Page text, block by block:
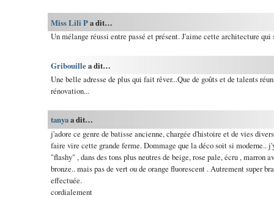
Miss Lili Pa dit…
Un mélange réussi entre passé et présent. J'aime cette architecture qui
Gribouillea dit…
Une belle adresse de plus qui fait rêver...Que de goûts et de talents
rénovation...
tanyaa dit…
j'adore ce genre de batisse ancienne, chargée d'histoire et de vies
faire vire cette grande ferme. Dommage que la déco soit si moderne..
"flashy" , dans des tons plus neutres de beige, rose pale, écru , marron
bronze.. mais pas de vert ou de orange fluorescent . Autrement super
effectuée.
cordialement